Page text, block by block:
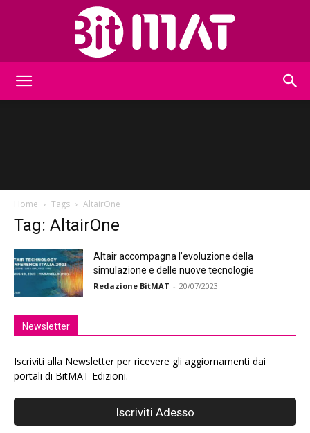
Home Tags AltairOne
Tag: AltairOne
Altair accompagna l’evoluzione della
simulazione e delle nuove tecnologie
Redazione BitMAT - 20/07/2023
Newsletter
Iscriviti alla Newsletter per ricevere gli aggiornamenti dai
portali di BitMAT Edizioni.